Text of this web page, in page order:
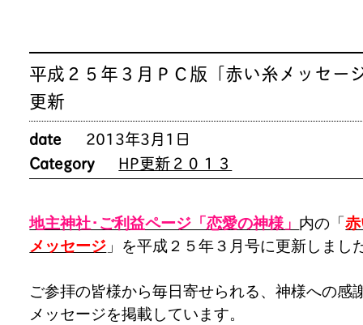
平成２５年３月ＰＣ版「赤い糸メッセー
更新
date
2013年3月1日
Category
HP更新２０１３
地主神社･ご利益ページ「恋愛の神様」 内の「
メッセージ 」を平成２５年３月号に更新しまし
ご参拝の皆様から毎日寄せられる、神様への感
メッセージを掲載しています。